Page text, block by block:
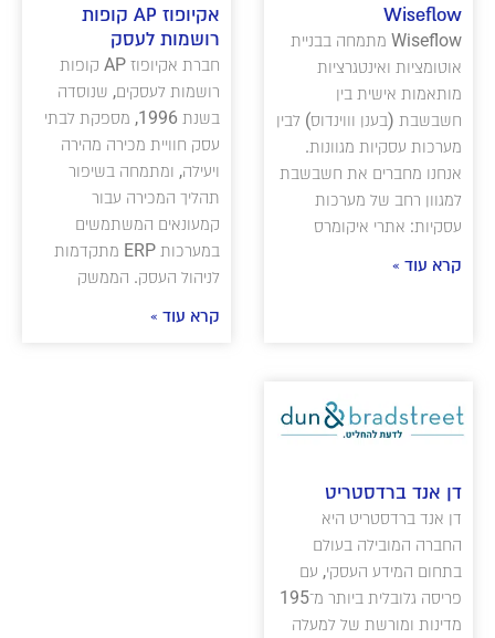
Wiseflow
Wiseflow מתמחה בבניית
אוטומציות ואינטגרציות
מותאמות אישית בין
חשבשבת (בענן וווינדוס) לבין
מערכות עסקיות מגוונות.
אנחנו מחברים את חשבשבת
למגוון רחב של מערכות
עסקיות: אתרי איקומרס
קרא עוד »
אקיופוז AP קופות
רושמות לעסק
חברת אקיופוז AP קופות
רושמות לעסקים, שנוסדה
בשנת 1996, מספקת לבתי
עסק חוויית מכירה מהירה
ויעילה, ומתמחה בשיפור
תהליך המכירה עבור
קמעונאים המשתמשים
במערכות ERP מתקדמות
לניהול העסק. הממשק
קרא עוד »
דן אנד ברדסטריט
דן אנד ברדסטריט היא
החברה המובילה בעולם
בתחום המידע העסקי, עם
פריסה גלובלית ביותר מ־195
מדינות ומורשת של למעלה